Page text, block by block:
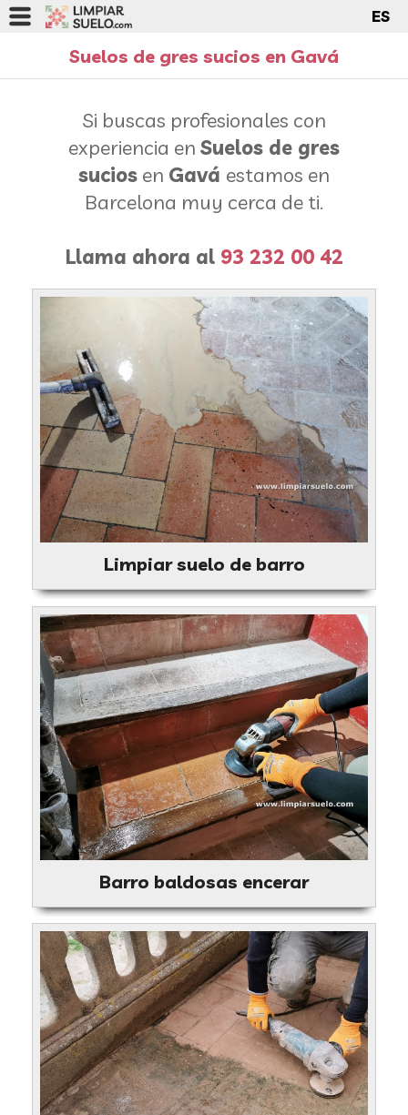
ES
Suelos de gres sucios en Gavá
Si buscas profesionales con
experiencia en Suelos de gres
sucios en Gavá estamos en
Barcelona muy cerca de ti.
Llama ahora al 93 232 00 42
Limpiar suelo de barro
Barro baldosas encerar